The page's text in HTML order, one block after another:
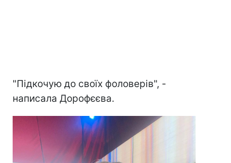
"Підкочую до своїх фоловерів", -
написала Дорофєєва.